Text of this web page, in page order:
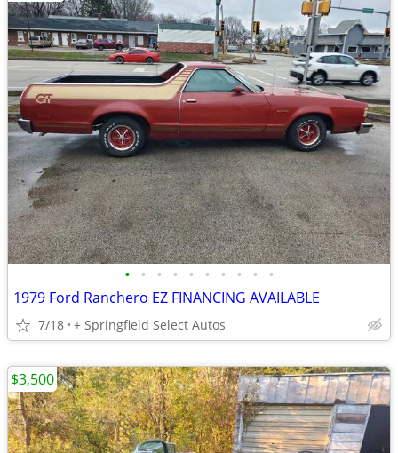
• • • • • • • • • •
1979 Ford Ranchero EZ FINANCING AVAILABLE
7/18 + Springfield Select Autos
$3,500